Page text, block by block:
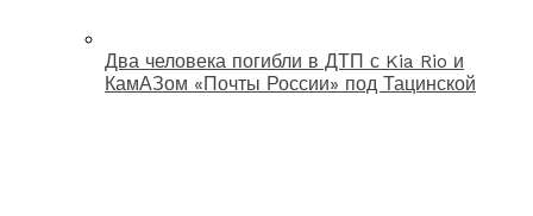
Два человека погибли в ДТП с Kia Rio и
КамАЗом «Почты России» под Тацинской